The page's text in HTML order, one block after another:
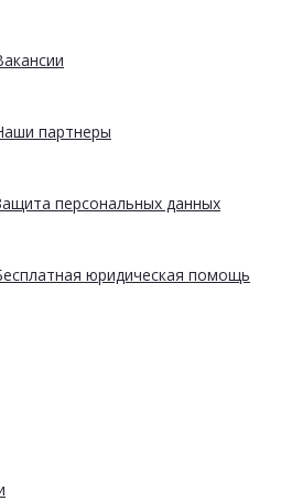
партнеры
персональных данных
юридическая помощь